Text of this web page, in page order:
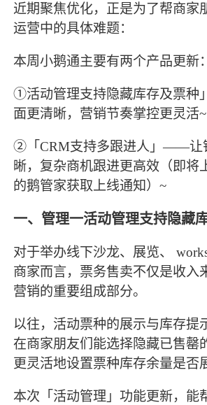
近期聚焦优化，正是为了帮商家
运营中的具体难题：
本周小鹅通主要有两个产品更新：
①活动管理支持隐藏库存及票
面更清晰，营销节奏掌控更灵活~
②「CRM支持多跟进人」——让
晰，复杂商机跟进更高效（即将
的鹅管家获取上线通知）~
一、管理一活动管理支持隐藏
对于举办线下沙龙、展览、
商家而言，票务售卖不仅是收入
营销的重要组成部分。
以往，活动票种的展示与库存提
在商家朋友们能选择隐藏已售罄
更灵活地设置票种库存余量是否
本次「活动管理」功能更新，能